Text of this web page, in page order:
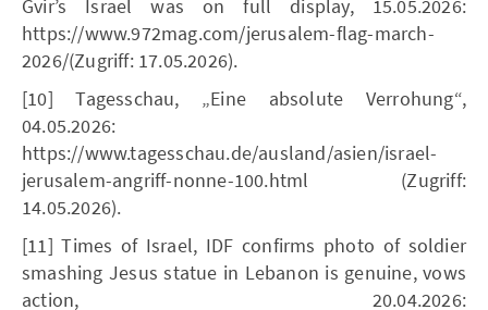
Gvir’s Israel was on full display, 15.05.2026:
https://www.972mag.com/jerusalem-flag-march-
2026/(Zugriff: 17.05.2026).
[10] Tagesschau, „Eine absolute Verrohung“,
04.05.2026:
https://www.tagesschau.de/ausland/asien/israel-
jerusalem-angriff-nonne-100.html (Zugriff:
14.05.2026).
[11] Times of Israel, IDF confirms photo of soldier
smashing Jesus statue in Lebanon is genuine, vows
action, 20.04.2026: